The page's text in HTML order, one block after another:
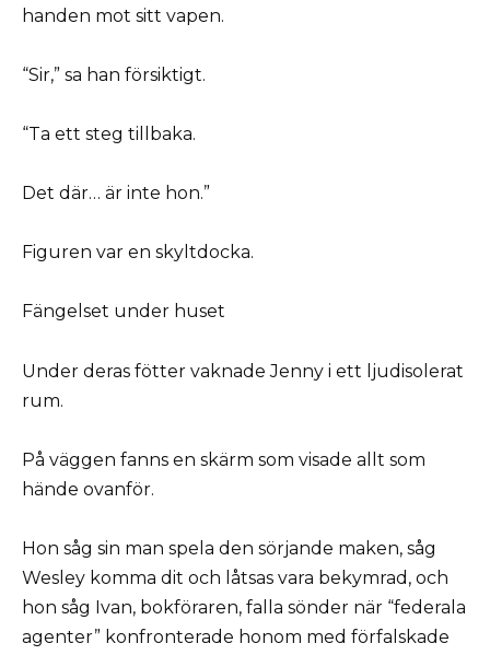
handen mot sitt vapen.
“Sir,” sa han försiktigt.
“Ta ett steg tillbaka.
Det där… är inte hon.”
Figuren var en skyltdocka.
Fängelset under huset
Under deras fötter vaknade Jenny i ett ljudisolerat
rum.
På väggen fanns en skärm som visade allt som
hände ovanför.
Hon såg sin man spela den sörjande maken, såg
Wesley komma dit och låtsas vara bekymrad, och
hon såg Ivan, bokföraren, falla sönder när “federala
agenter” konfronterade honom med förfalskade